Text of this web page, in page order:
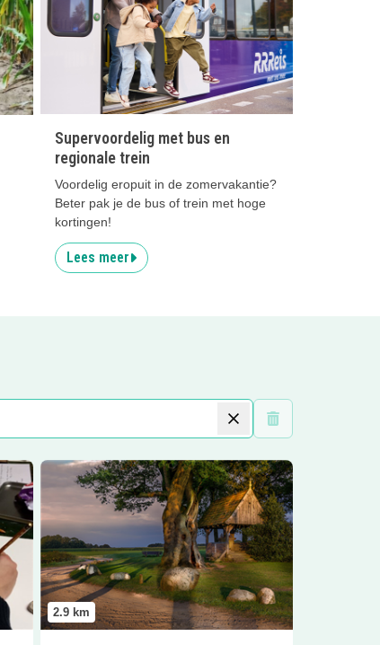
Supervoordelig met bus en
regionale trein
Voordelig eropuit in de zomervakantie?
Beter pak je de bus of trein met hoge
kortingen!
Lees meer
Wis filters
2.9 km
Lees meer Kampkuiper